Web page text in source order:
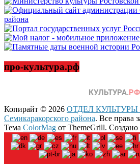
про-культура.рф
Копирайт © 2026 ОТДЕЛ КУЛЬТУРЫ |
Семикаракорского района. Все права
Тема ColorMag от ThemeGrill. Создано